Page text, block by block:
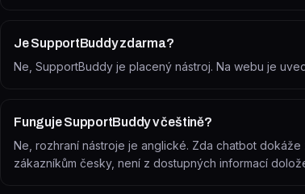
Je SupportBuddy zdarma?
Ne, SupportBuddy je placený nástroj. Na webu je
Funguje SupportBuddy v češtině?
Ne, rozhraní nástroje je anglické. Zda chatbot
zákazníkům česky, není z dostupných informací